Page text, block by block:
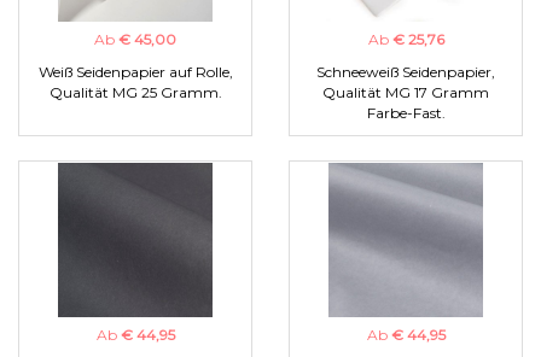
Ab € 45,00
Weiß Seidenpapier auf Rolle,
Qualität MG 25 Gramm.
Ab € 25,76
Schneeweiß Seidenpapier,
Qualität MG 17 Gramm
Farbe-Fast.
Ab € 44,95
Ab € 44,95